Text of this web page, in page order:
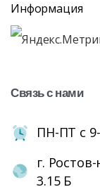
Информация
Связьснами
ПН-ПТ с
г.
3.15 Б